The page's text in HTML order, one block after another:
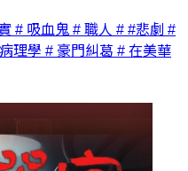
# 吸血鬼 # 職人 # #悲劇 #
理學 # 豪門糾葛 # 在美華